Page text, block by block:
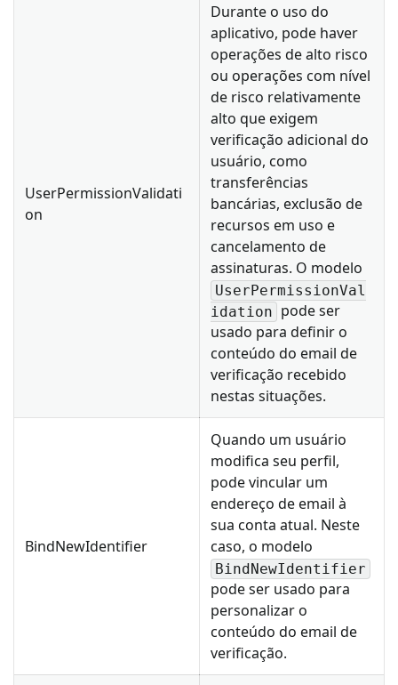
UserPermissionValidati
on
Durante o uso do
aplicativo, pode haver
operações de alto risco
ou operações com nível
de risco relativamente
alto que exigem
verificação adicional do
usuário, como
transferências
bancárias, exclusão de
recursos em uso e
cancelamento de
assinaturas. O modelo
UserPermissionVal
idation pode ser
usado para definir o
conteúdo do email de
verificação recebido
nestas situações.
BindNewIdentifier
Quando um usuário
modifica seu perfil,
pode vincular um
endereço de email à
sua conta atual. Neste
caso, o modelo
BindNewIdentifier
pode ser usado para
personalizar o
conteúdo do email de
verificação.